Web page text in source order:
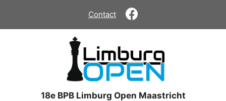
de
Contact
18e BPB Limburg Open Maastricht